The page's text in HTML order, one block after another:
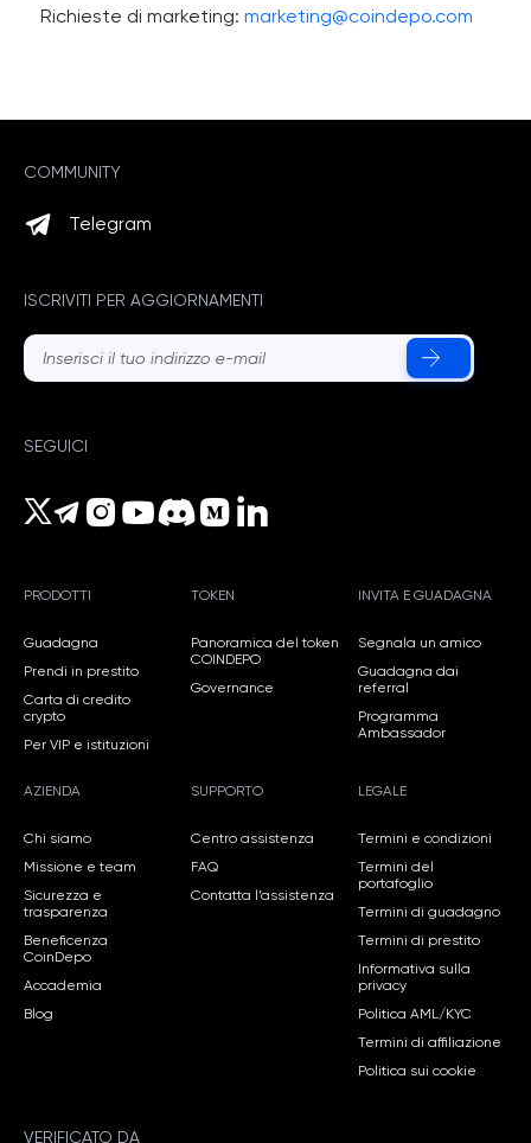
Richieste di marketing: marketing@coindepo.com
SEGUICI
COMMUNITY
Telegram
ISCRIVITI PER AGGIORNAMENTI
PRODOTTI
Guadagna
Prendi in prestito
Carta di credito
crypto
Per VIP e istituzioni
TOKEN
Panoramica del token
COINDEPO
Governance
INVITA E GUADAGNA
Segnala un amico
Guadagna dai
referral
Programma
Ambassador
AZIENDA
Chi siamo
Missione e team
Sicurezza e
trasparenza
Beneficenza
CoinDepo
Accademia
Blog
SUPPORTO
Centro assistenza
FAQ
Contatta l’assistenza
LEGALE
Termini e condizioni
Termini del
portafoglio
Termini di guadagno
Termini di prestito
Informativa sulla
privacy
Politica AML/KYC
Termini di affiliazione
Politica sui cookie
VERIFICATO DA